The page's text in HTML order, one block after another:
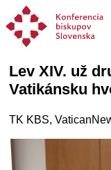
Lev XIV. už
Vatikánsku
TK KBS,